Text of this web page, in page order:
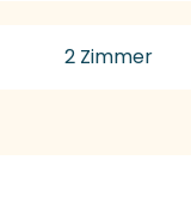
2 Zimmer